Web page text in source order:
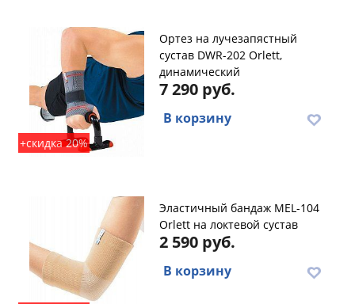
+скидка 20%
Ортез на лучезапястный
сустав DWR-202 Orlett,
динамический
7 290 руб.
В корзину
Эластичный бандаж MEL-104
Orlett на локтевой сустав
2 590 руб.
В корзину